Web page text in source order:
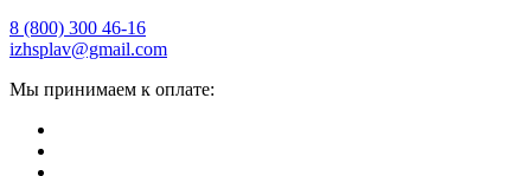
8 (800) 300 46-16
izhsplav@gmail.com
Мы принимаем к оплате: